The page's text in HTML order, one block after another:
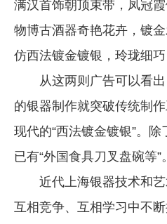
满汉首饰朝顶束带，凤冠
物博古酒器奇艳花卉，镀
仿西法镀金镀银，玲珑细
从这两则广告可以看出
的银器制作就突破传统制
现代的“西法镀金镀银”。除
已有“外国食具刀叉盘碗等”。
近代上海银器技术和艺
互相竞争、互相学习中不